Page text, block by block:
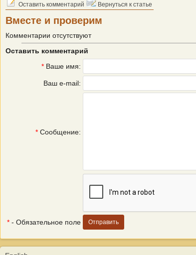
Оставить комментарий Вернуться к статье
Вместе и проверим
Комментарии отсутствуют
Оставить комментарий
* Ваше имя:
Ваш e-mail:
* Сообщение:
* - Обязательное поле